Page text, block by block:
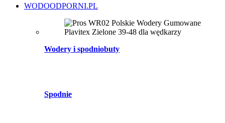
WODOODPORNI.PL
Wodery i spodniobuty
Spodnie